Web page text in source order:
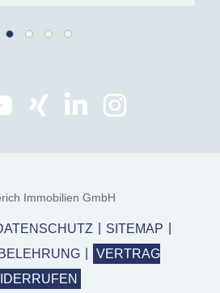
Immobilien GmbH
SITEMAP
VERTRAG